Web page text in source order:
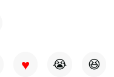
♥ 😭 😆